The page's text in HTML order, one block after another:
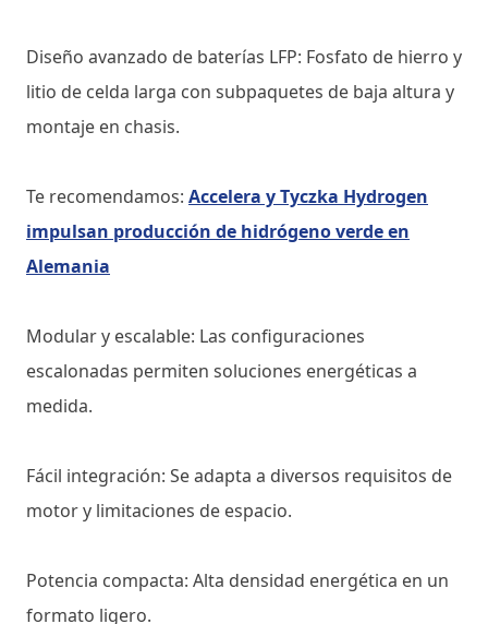
Diseño avanzado de baterías LFP: Fosfato de hierro y
litio de celda larga con subpaquetes de baja altura y
montaje en chasis.
Te recomendamos: Accelera y Tyczka Hydrogen
impulsan producción de hidrógeno verde en
Alemania
Modular y escalable: Las configuraciones
escalonadas permiten soluciones energéticas a
medida.
Fácil integración: Se adapta a diversos requisitos de
motor y limitaciones de espacio.
Potencia compacta: Alta densidad energética en un
formato ligero.